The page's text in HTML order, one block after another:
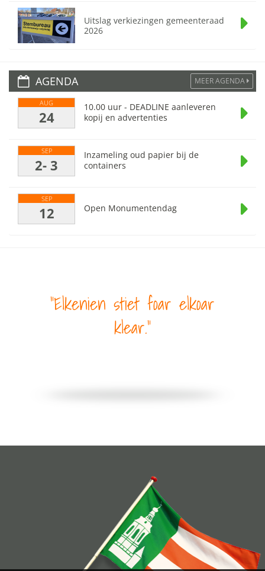
Uitslag verkiezingen gemeenteraad
2026
AGENDA MEER AGENDA
AUG
24
10.00 uur - DEADLINE aanleveren
kopij en advertenties
SEP
2- 3
Inzameling oud papier bij de
containers
SEP
12 Open Monumentendag
Elkenien stiet foar elkoar
klear.